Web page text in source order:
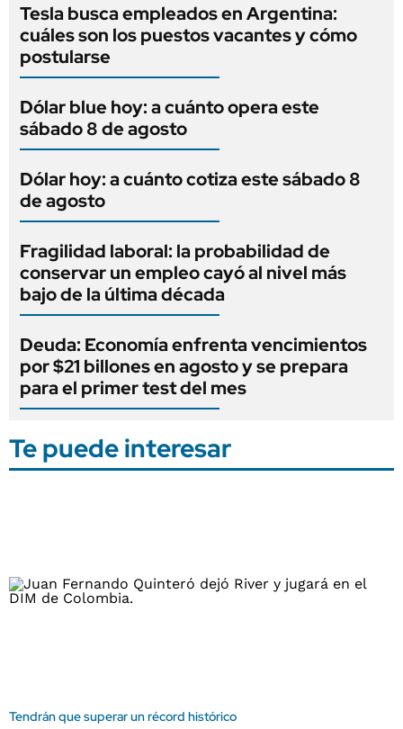
Tesla busca empleados en Argentina:
cuáles son los puestos vacantes y cómo
postularse
Dólar blue hoy: a cuánto opera este
sábado 8 de agosto
Dólar hoy: a cuánto cotiza este sábado 8
de agosto
Fragilidad laboral: la probabilidad de
conservar un empleo cayó al nivel más
bajo de la última década
Deuda: Economía enfrenta vencimientos
por $21 billones en agosto y se prepara
para el primer test del mes
Te puede interesar
Tendrán que superar un récord histórico